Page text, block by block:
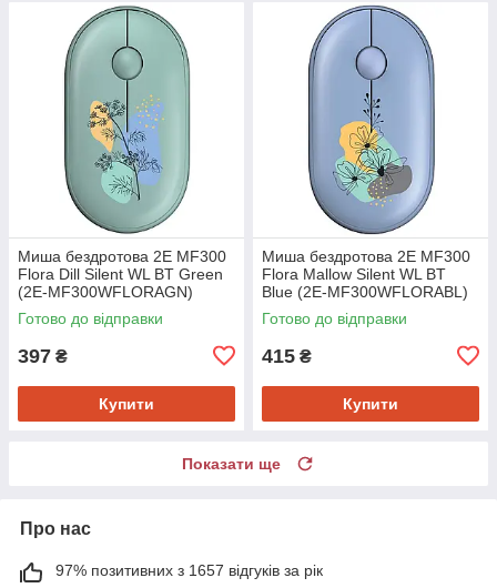
Миша бездротова 2E MF300
Flora Dill Silent WL BT Green
(2E-MF300WFLORAGN)
Готово до відправки
397 ₴
Купити
Миша бездротова 2E MF300
Flora Mallow Silent WL BT
Blue (2E-MF300WFLORABL)
Готово до відправки
415 ₴
Купити
Показати ще
Про нас
97% позитивних з 1657 відгуків за рік